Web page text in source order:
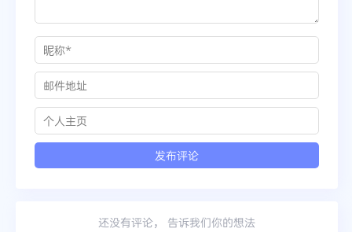
还没有评论， 告诉我们你的想法